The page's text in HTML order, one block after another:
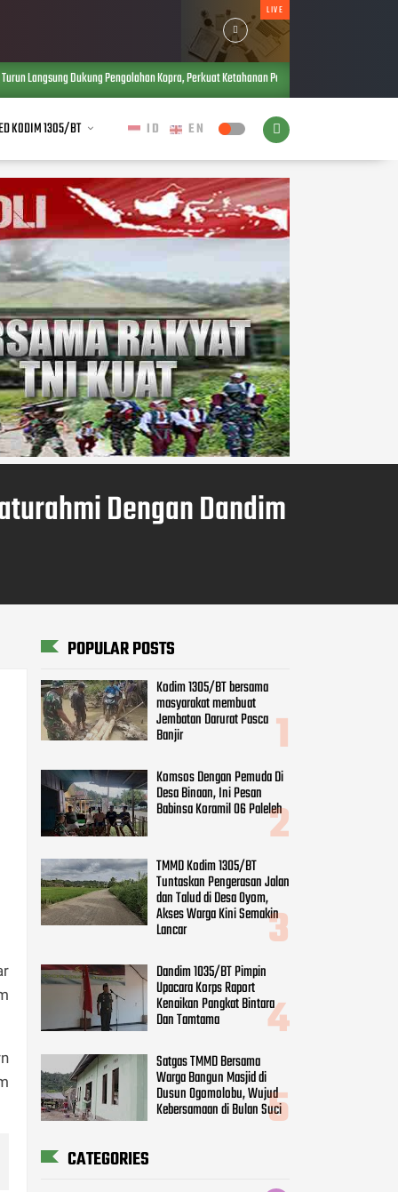
LIVE
Pengolahan Kopra, Perkuat Ketahanan Pangan dan Ekonomi Warga
KODIM 1305/BT
Dengan Dandim
POPULAR POSTS
Kodim 1305/BT bersama
masyarakat membuat
Jembatan Darurat Pasca
Banjir
Komsos Dengan Pemuda Di
Desa Binaan, Ini Pesan
Babinsa Koramil 06 Paleleh
TMMD Kodim 1305/BT
Tuntaskan Pengerasan Jalan
dan Talud di Desa Oyom,
Akses Warga Kini Semakin
Lancar
Dandim 1035/BT Pimpin
Upacara Korps Raport
Kenaikan Pangkat Bintara
Dan Tamtama
Satgas TMMD Bersama
Warga Bangun Masjid di
Dusun Ogomolobu, Wujud
Kebersamaan di Bulan Suci
CATEGORIES